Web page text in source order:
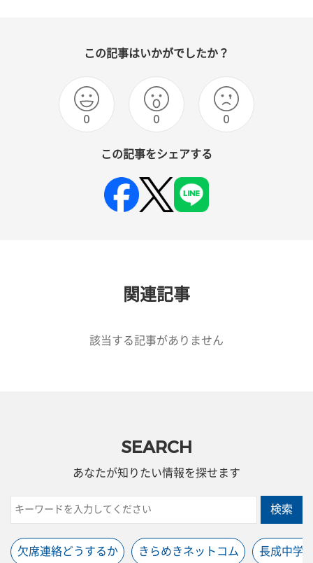
この記事はいかがでしたか？
0 0 0
この記事をシェアする
関連記事
該当する記事がありません
SEARCH
あなたが知りたい情報を探せます
検索
欠席連絡どうするか きらめきネットコム 長成中学